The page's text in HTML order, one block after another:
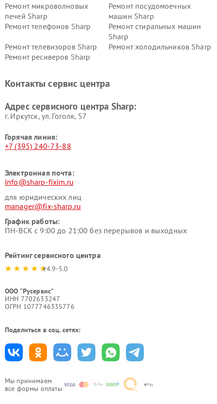
Мы принимаем
все формы оплаты
Ремонт микроволновых
печей Sharp
Ремонт посудомоечных
машин Sharp
Ремонт телефонов Sharp
Ремонт стиральных машин
Sharp
Ремонт телевизоров Sharp
Ремонт холодильников Sharp
Ремонт ресиверов Sharp
Контакты сервис центра
Адрес сервисного центра Sharp:
г. Иркутск, ул. ​Гоголя, 57
Горячая линия:
+7 (395) 240-73-88
Электронная почта:
info@sharp-fixim.ru
для юридических лиц
manager@fix-sharp.ru
График работы:
ПН-ВСК с 9:00 до 21:00 без перерывов и выходных
Рейтинг сервисного центра
4.9-5.0
ООО "Русервис"
ИНН 7702633247
ОГРН 1077746335776
Поделиться в соц. сетях: